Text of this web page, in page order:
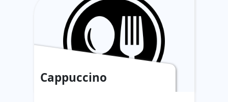
Cappuccino